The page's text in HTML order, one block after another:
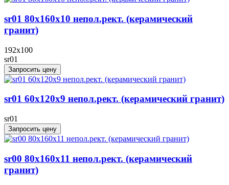
sr01 80x160x10 непол.рект. (керамический
гранит)
192x100
sr01
Запросить цену
sr01 60x120х9 непол.рект. (керамический гранит)
sr01
Запросить цену
sr00 80x160x11 непол.рект. (керамический
гранит)